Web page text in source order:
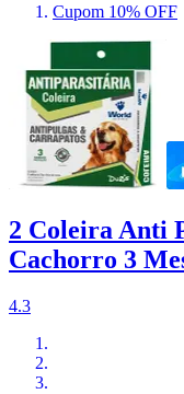
Cupom 10% OFF
2 Coleira Anti
Cachorro 3
4.3